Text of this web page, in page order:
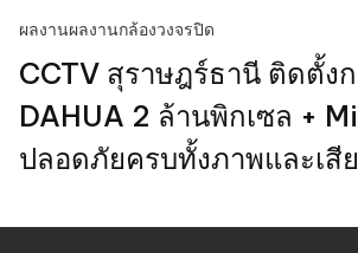
ผลงานผลงานกล้องวงจรปิด
CCTV สุราษฎร์ธานี ติดตั้ง
DAHUA 2 ล้านพิกเซล +
ปลอดภัยครบทั้งภาพและเสี